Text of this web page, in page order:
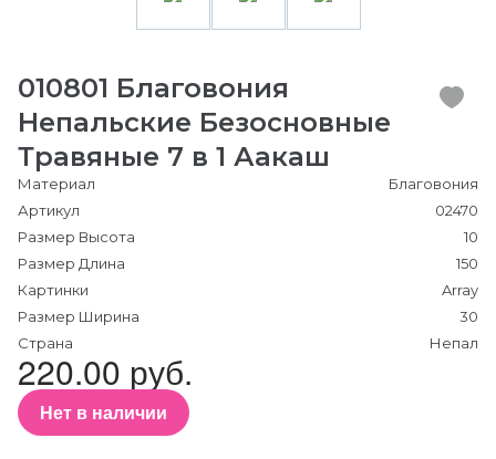
010801 Благовония
Непальские Безосновные
Травяные 7 в 1 Аакаш
Материал
Благовония
Артикул
02470
Размер Высота
10
Размер Длина
150
Картинки
Array
Размер Ширина
30
Страна
Непал
220.00 руб.
Нет в наличии